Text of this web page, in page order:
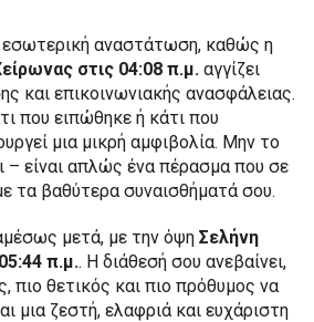
εσωτερική αναστάτωση, καθώς η
στις 04:08 π.μ. αγγίζει
και επικοινωνιακής ανασφάλειας.
που ειπώθηκε ή κάτι που
μια μικρή αμφιβολία. Μην το
– είναι απλώς ένα πέρασμα που σε
τα βαθύτερα συναισθήματά σου.
μετά, με την όψη Σελήνη
π.μ.. Η διάθεσή σου ανεβαίνει,
πιο θετικός και πιο πρόθυμος να
μια ζεστή, ελαφριά και ευχάριστη